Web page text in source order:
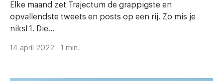
Elke maand zet Trajectum de grappigste en
opvallendste tweets en posts op een rij. Zo mis je
niks! 1. Die...
14 april 2022 - 1 min.